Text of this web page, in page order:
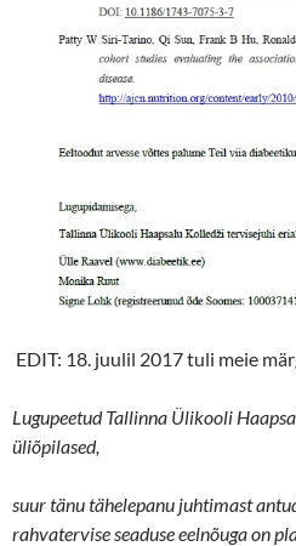
EDIT: 18. juulil 2017 tuli meie
Lugupeetud Tallinna Ülikooli
üliõpilased,
suur tänu tähelepanu juhtimast
rahvatervise seaduse eelnõuga on